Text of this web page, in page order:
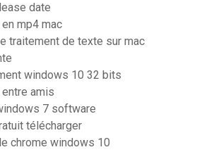
date
mp4 mac
traitement de texte sur mac
windows 10 32 bits
amis
7 software
télécharger
chrome windows 10